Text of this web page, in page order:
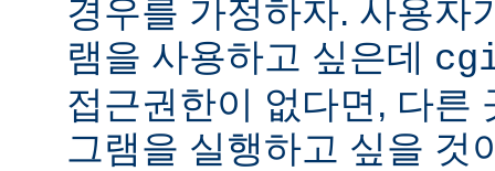
경우를 가정하자. 사용자
램을 사용하고 싶은데
접근권한이 없다면, 다른
그램을 실행하고 싶을 것